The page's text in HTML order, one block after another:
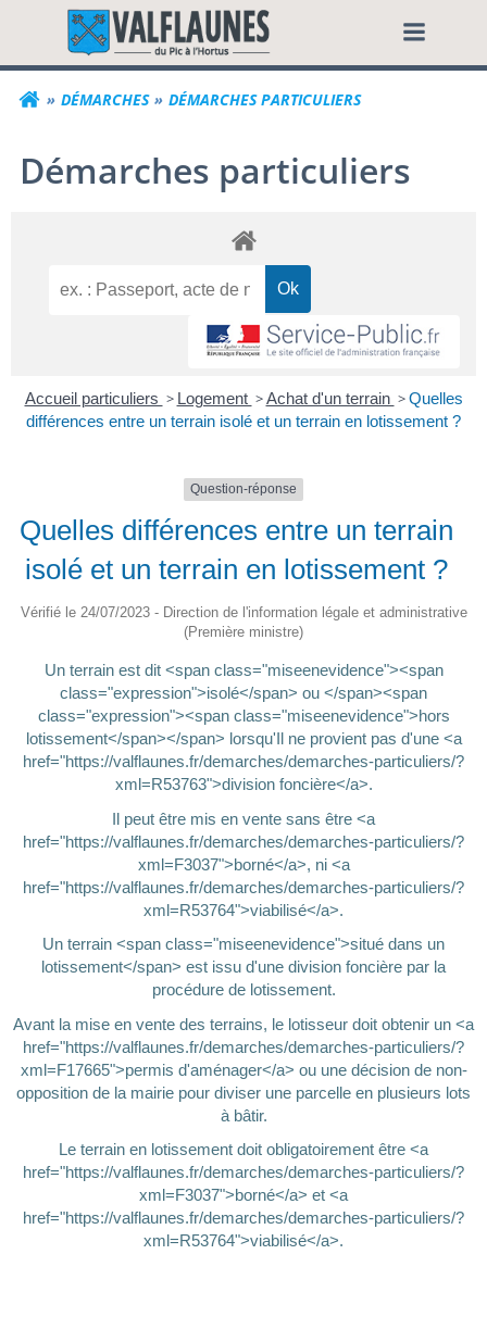
contenuCommune de
DÉMARCHES DÉMARCHES PARTICULIERS
Démarches particuliers
Accueil particuliers > Logement > Achat d'un terrain > Quelles
différences entre un terrain isolé et un terrain en lotissement ?
Question-réponse
Quelles différences entre un terrain
isolé et un terrain en lotissement ?
Vérifié le 24/07/2023 - Direction de l'information légale et administrative
(Première ministre)
Un terrain est dit <span class="miseenevidence"><span
class="expression">isolé</span> ou </span><span
class="expression"><span class="miseenevidence">hors
lotissement</span></span> lorsqu'Il ne provient pas d'une <a
href="https://valflaunes.fr/demarches/demarches-particuliers/?
xml=R53763">division foncière</a>.
Il peut être mis en vente sans être <a
href="https://valflaunes.fr/demarches/demarches-particuliers/?
xml=F3037">borné</a>, ni <a
href="https://valflaunes.fr/demarches/demarches-particuliers/?
xml=R53764">viabilisé</a>.
Un terrain <span class="miseenevidence">situé dans un
lotissement</span> est issu d'une division foncière par la
procédure de lotissement.
Avant la mise en vente des terrains, le lotisseur doit obtenir un <a
href="https://valflaunes.fr/demarches/demarches-particuliers/?
xml=F17665">permis d'aménager</a> ou une décision de non-
opposition de la mairie pour diviser une parcelle en plusieurs lots
à bâtir.
Le terrain en lotissement doit obligatoirement être <a
href="https://valflaunes.fr/demarches/demarches-particuliers/?
xml=F3037">borné</a> et <a
href="https://valflaunes.fr/demarches/demarches-particuliers/?
xml=R53764">viabilisé</a>.